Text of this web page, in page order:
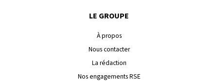
LE GROUPE
À propos
Nous contacter
La rédaction
Nos engagements RSE